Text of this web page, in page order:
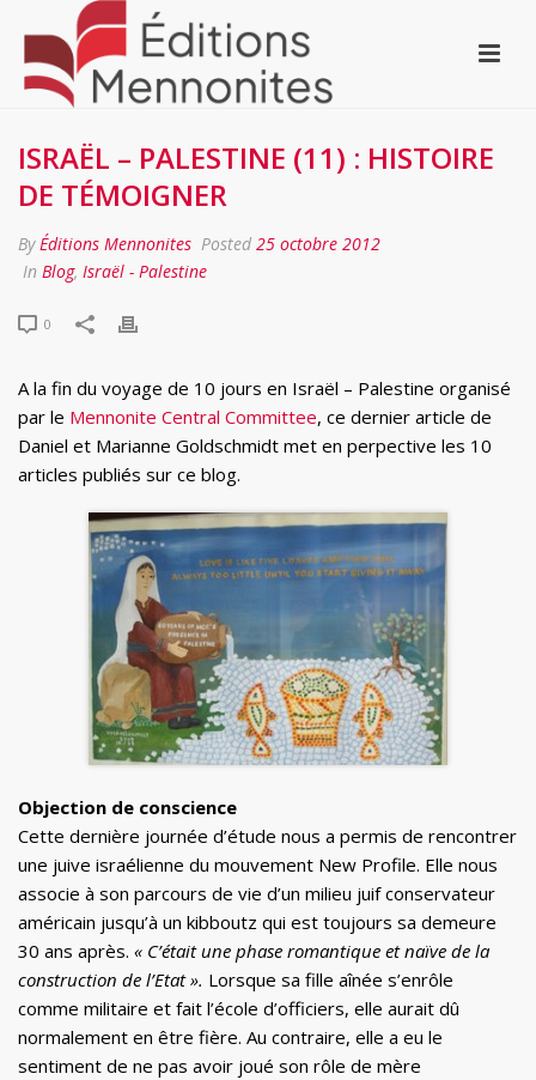
ISRAËL – PALESTINE (11) : HISTOIRE
DE TÉMOIGNER
ByÉditions Mennonites Posted 25 octobre 2012
In Blog, Israël - Palestine
0
A la fin du voyage de 10 jours en Israël – Palestine organisé
par le Mennonite Central Committee, ce dernier article de
Daniel et Marianne Goldschmidt met en perpective les 10
articles publiés sur ce blog.
Objection de conscience
Cette dernière journée d’étude nous a permis de rencontrer
une juive israélienne du mouvement New Profile. Elle nous
associe à son parcours de vie d’un milieu juif conservateur
américain jusqu’à un kibboutz qui est toujours sa demeure
30 ans après. « C’était une phase romantique et naïve de la
construction de l’Etat ». Lorsque sa fille aînée s’enrôle
comme militaire et fait l’école d’officiers, elle aurait dû
normalement en être fière. Au contraire, elle a eu le
sentiment de ne pas avoir joué son rôle de mère